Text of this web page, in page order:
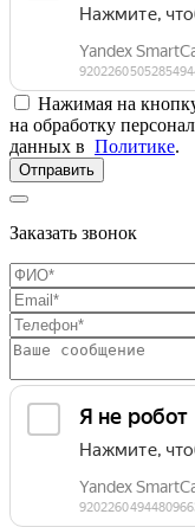
Нажимая на
на обработку
данных в Политике.
Отправить
Заказать звонок